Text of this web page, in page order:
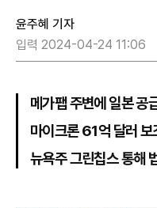
윤주혜 기자
입력 2024-04-24 11:06
메가팹 주변에 일본 공
마이크론 61억 달러 보
뉴욕주 그린칩스 통해